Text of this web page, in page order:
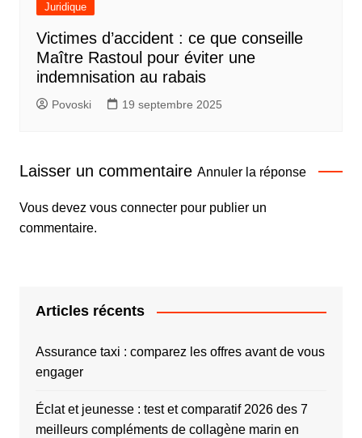
Juridique
Victimes d’accident : ce que conseille
Maître Rastoul pour éviter une
indemnisation au rabais
Povoski 19 septembre 2025
Laisser un commentaire Annuler la réponse
Vous devez vous connecterpour publier un
commentaire.
Articles récents
Assurance taxi : comparez les offres avant de vous
engager
Éclat et jeunesse : test et comparatif 2026 des 7
meilleurs compléments de collagène marin en